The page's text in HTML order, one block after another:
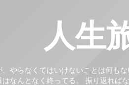
人生
やらなくてはいけないことは何も
はなんとなく終ってる。 振り返れば